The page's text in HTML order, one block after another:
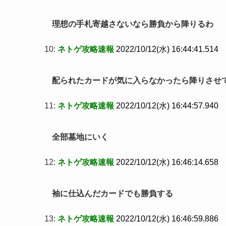
理想の手札寄越さないなら勝負から降りるわ
10: ネトゲ攻略速報 2022/10/12(水) 16:44:41.514
配られたカードが気に入らなかったら降りさせ
11: ネトゲ攻略速報 2022/10/12(水) 16:44:57.940
全部墓地にいく
12: ネトゲ攻略速報 2022/10/12(水) 16:46:14.658
袖に仕込んだカードでも勝負する
13: ネトゲ攻略速報 2022/10/12(水) 16:46:59.886